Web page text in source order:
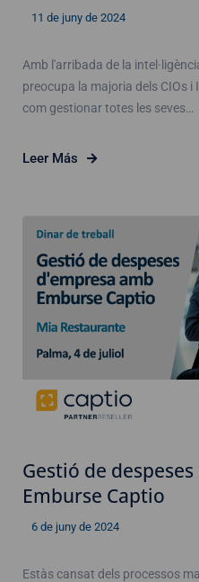
11 de juny de 2024
Amb l'arribada de la
preocupa la majoria dels CIOs i
com gestionar totes les seves…
Leer Más
Gestió de
Emburse Captio
6 de juny de 2024
Estàs cansat dels processos